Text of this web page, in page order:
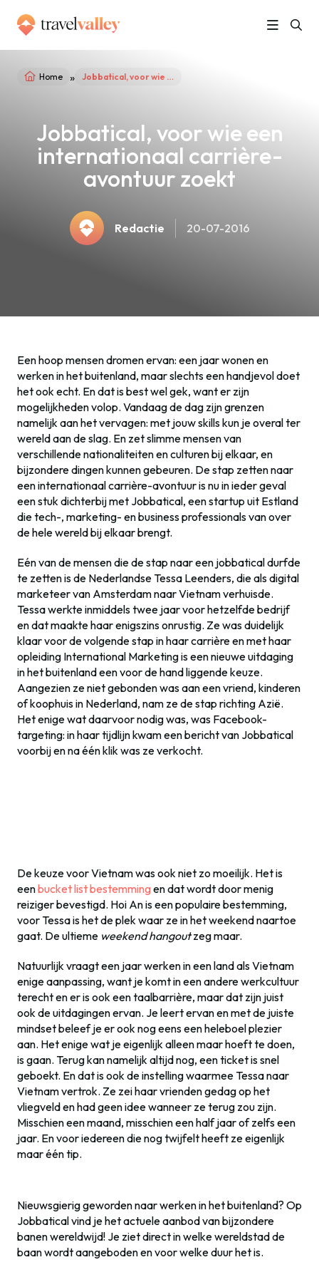
Home » Jobbatical, voor wie een internationaal carrière-avontuur zoekt
Jobbatical, voor wie een
internationaal carrière-
avontuur zoekt
Redactie 20-07-2016
Een hoop mensen dromen ervan: een jaar wonen en
werken in het buitenland, maar slechts een handjevol doet
het ook echt. En dat is best wel gek, want er zijn
mogelijkheden volop. Vandaag de dag zijn grenzen
namelijk aan het vervagen: met jouw skills kun je overal ter
wereld aan de slag. En zet slimme mensen van
verschillende nationaliteiten en culturen bij elkaar, en
bijzondere dingen kunnen gebeuren. De stap zetten naar
een internationaal carrière-avontuur is nu in ieder geval
een stuk dichterbij met Jobbatical, een startup uit Estland
die tech-, marketing- en business professionals van over
de hele wereld bij elkaar brengt.
Eén van de mensen die de stap naar een jobbatical durfde
te zetten is de Nederlandse Tessa Leenders, die als digital
marketeer van Amsterdam naar Vietnam verhuisde.
Tessa werkte inmiddels twee jaar voor hetzelfde bedrijf
en dat maakte haar enigszins onrustig. Ze was duidelijk
klaar voor de volgende stap in haar carrière en met haar
opleiding International Marketing is een nieuwe uitdaging
in het buitenland een voor de hand liggende keuze.
Aangezien ze niet gebonden was aan een vriend, kinderen
of koophuis in Nederland, nam ze de stap richting Azië.
Het enige wat daarvoor nodig was, was Facebook-
targeting: in haar tijdlijn kwam een bericht van Jobbatical
voorbij en na één klik was ze verkocht.
De keuze voor Vietnam was ook niet zo moeilijk. Het is
eenbucket list bestemming en dat wordt door menig
reiziger bevestigd. Hoi An is een populaire bestemming,
voor Tessa is het de plek waar ze in het weekend naartoe
gaat. De ultieme weekend hangoutzeg maar.
Natuurlijk vraagt een jaar werken in een land als Vietnam
enige aanpassing, want je komt in een andere werkcultuur
terecht en er is ook een taalbarrière, maar dat zijn juist
ook de uitdagingen ervan. Je leert ervan en met de juiste
mindset beleef je er ook nog eens een heleboel plezier
aan. Het enige wat je eigenlijk alleen maar hoeft te doen,
is gaan. Terug kan namelijk altijd nog, een ticket is snel
geboekt. En dat is ook de instelling waarmee Tessa naar
Vietnam vertrok. Ze zei haar vrienden gedag op het
vliegveld en had geen idee wanneer ze terug zou zijn.
Misschien een maand, misschien een half jaar of zelfs een
jaar. En voor iedereen die nog twijfelt heeft ze eigenlijk
maar één tip.
Nieuwsgierig geworden naar werken in het buitenland? Op
Jobbatical vind je het actuele aanbod van bijzondere
banen wereldwijd! Je ziet direct in welke wereldstad de
baan wordt aangeboden en voor welke duur het is.